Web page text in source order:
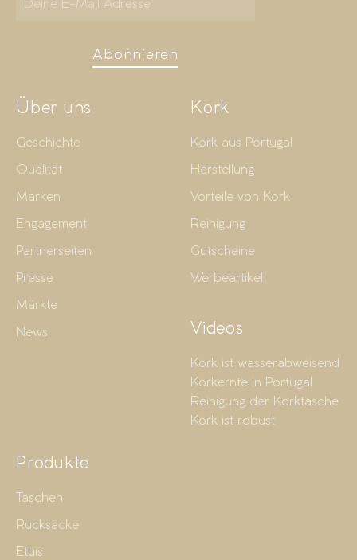
Abonnieren
Über uns
Geschichte
Qualität
Marken
Engagement
Partnerseiten
Presse
Märkte
News
Kork
Kork aus Portugal
Herstellung
Vorteile von Kork
Reinigung
Gutscheine
Werbeartikel
Videos
Kork ist wasserabweisend
Korkernte in Portugal
Reinigung der Korktasche
Kork ist robust
Produkte
Taschen
Rucksäcke
Etuis